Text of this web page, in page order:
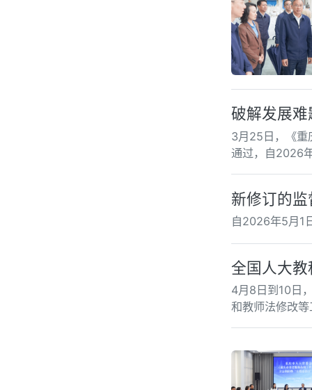
破解发展
3月25日，《重
通过，自2026
新修订的
自2026年5月1
全国人大
4月8日到10日
和教师法修改